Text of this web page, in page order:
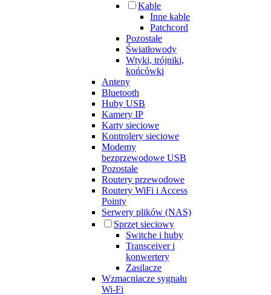
Kable
Inne kable
Patchcord
Pozostałe
Światłowody
Wtyki, trójniki,
końcówki
Anteny
Bluetooth
Huby USB
Kamery IP
Karty sieciowe
Kontrolery sieciowe
Modemy
bezprzewodowe USB
Pozostałe
Routery przewodowe
Routery WiFi i Access
Pointy
Serwery plików (NAS)
Sprzęt sieciowy
Switche i huby
Transceiver i
konwertery
Zasilacze
Wzmacniacze sygnału
Wi-Fi